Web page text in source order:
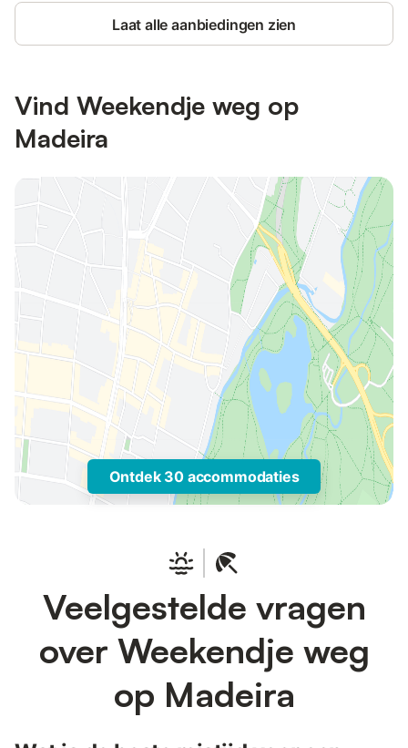
Laat alle aanbiedingen zien
Vind Weekendje weg op
Madeira
Ontdek 30 accommodaties
Veelgestelde vragen
over Weekendje weg
op Madeira